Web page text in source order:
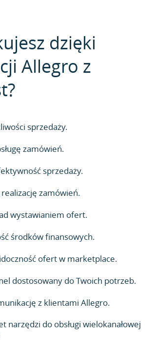
dzięki
Allegro z
sprzedaży.
zamówień.
sprzedaży.
realizację zamówień.
wystawianiem ofert.
środków finansowych.
ofert w marketplace.
dostosowany do Twoich potrzeb.
z klientami Allegro.
narzędzi do obsługi wielokanałowej